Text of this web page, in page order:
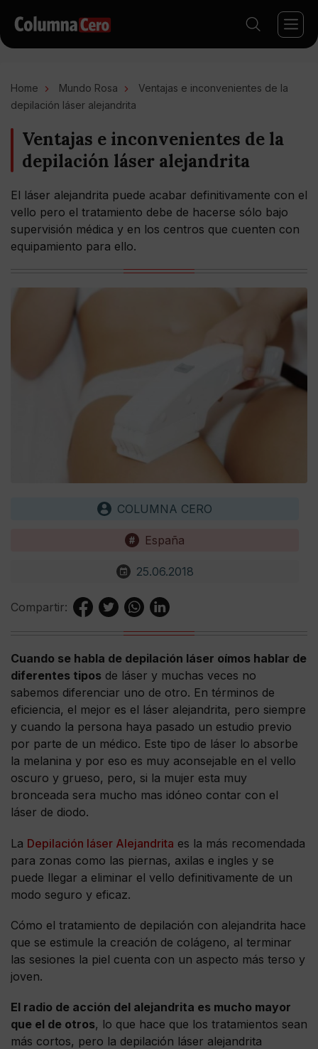
Home Mundo Rosa
Ventajas e inconvenientes de la
depilación láser alejandrita
Ventajas e inconvenientes de la
depilación láser alejandrita
El láser alejandrita puede acabar definitivamente con el
vello pero el tratamiento debe de hacerse sólo bajo
supervisión médica y en los centros que cuenten con
equipamiento para ello.
COLUMNA CERO
España
25.06.2018
Compartir:
Cuando se habla de depilación láser oímos hablar de
diferentes tipos de láser y muchas veces no
sabemos diferenciar uno de otro. En términos de
eficiencia, el mejor es el láser alejandrita, pero siempre
y cuando la persona haya pasado un estudio previo
por parte de un médico. Este tipo de láser lo absorbe
la melanina y por eso es muy aconsejable en el vello
oscuro y grueso, pero, si la mujer esta muy
bronceada sera mucho mas idóneo contar con el
láser de diodo.
La Depilación láser Alejandrita es la más recomendada
para zonas como las piernas, axilas e ingles y se
puede llegar a eliminar el vello definitivamente de un
modo seguro y eficaz.
Cómo el tratamiento de depilación con alejandrita hace
que se estimule la creación de colágeno, al terminar
las sesiones la piel cuenta con un aspecto más terso y
joven.
El radio de acción del alejandrita es mucho mayor
que el de otros, lo que hace que los tratamientos sean
más cortos, pero la depilación láser alejandrita